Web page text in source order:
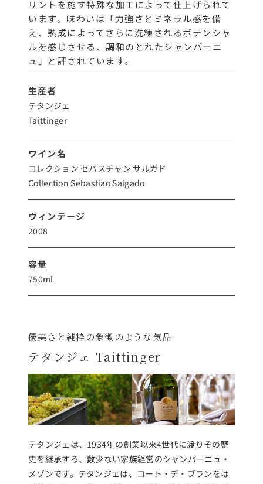
リントを施す特殊な加工によって仕上げられて
います。味わいは「力強さとミネラル感を備
え、熟成によってさらに洗練されるポテンシャ
ルを感じさせる、調和のとれたシャンパーニ
ュ」と評されています。
生産者
テタンジェ
Taittinger
ワイン名
コレクション セバスチャン サルガド
Collection Sebastiao Salgado
ヴィンテージ
2008
容量
750ml
優美さと純粋の象徴のような気品
テタンジェ Taittinger
テタンジェは、1934年の創業以来4世代に渡りその歴
史を継承する、数少ない家族経営のシャンパーニュ・
メゾンです。テタンジェは、コート・デ・ブランをは